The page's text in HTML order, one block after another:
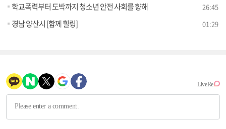
학교폭력부터 도박까지 청소년 안전 사회를 향해 26:45
경남 양산시 [함께 힐링] 01:29